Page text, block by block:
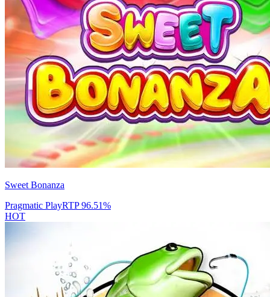
Sweet Bonanza
Pragmatic PlayRTP96.51%
HOT